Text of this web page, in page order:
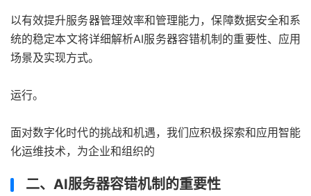
以有效提升服务器管理效率和管理能力，保障数据安全和系
统的稳定本文将详细解析AI服务器容错机制的重要性、应用
场景及实现方式。
运行。
面对数字化时代的挑战和机遇，我们应积极探索和应用智能
化运维技术，为企业和组织的
二、AI服务器容错机制的重要性